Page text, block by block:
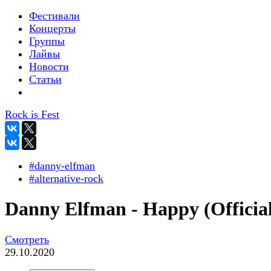
Фестивали
Концерты
Группы
Лайвы
Новости
Статьи
Rock is Fest
#danny-elfman
#alternative-rock
Danny Elfman - Happy
Смотреть
29.10.2020